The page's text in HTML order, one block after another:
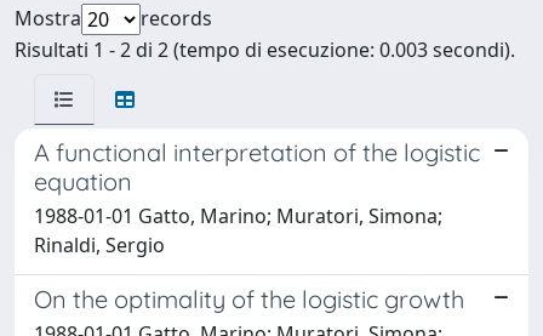
Mostra
records
Risultati 1 - 2 di 2 (tempo di esecuzione: 0.003 secondi).
A functional interpretation of the logistic
equation
1988-01-01 Gatto, Marino; Muratori, Simona;
Rinaldi, Sergio
On the optimality of the logistic growth